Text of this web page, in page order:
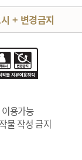
+ 변경금지
용가능
물 작성 금지